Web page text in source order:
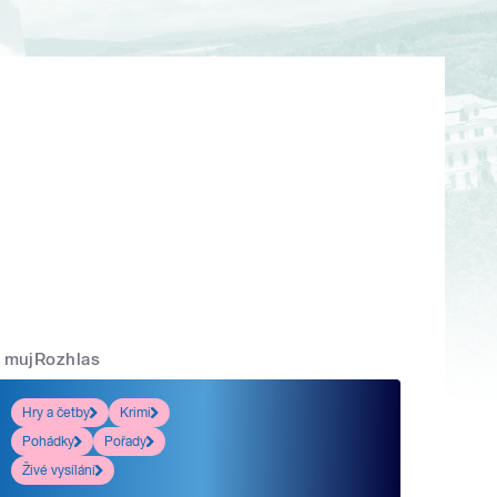
mujRozhlas
Hry a četby
Krimi
Pohádky
Pořady
Živé vysílání